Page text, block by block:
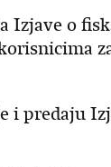
Izjave o
i predaju